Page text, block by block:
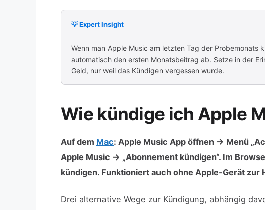
💡 Expert Insight
Wenn man Apple Music am letzten Tag der
automatisch den ersten Monatsbeitrag ab. Setze in der
Geld, nur weil das Kündigen vergessen wurde.
Wie kündige ich Apple
Auf dem Mac: Apple Music App öffnen → Menü
Apple Music → „Abonnement kündigen“. Im
kündigen. Funktioniert auch ohne Apple-Gerät zur
Drei alternative Wege zur Kündigung, abhängig